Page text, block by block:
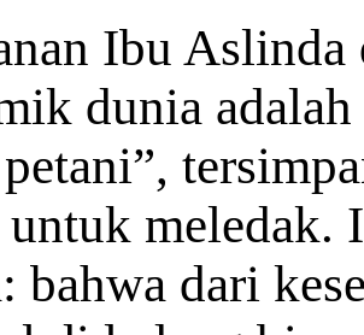
Ibu
dunia
meledak.
bahwa dari